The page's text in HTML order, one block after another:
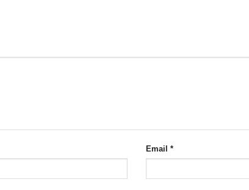
Email *